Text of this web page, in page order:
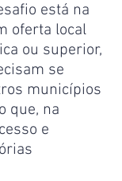
está na
oferta local
ou superior,
se
municípios
que, na
e